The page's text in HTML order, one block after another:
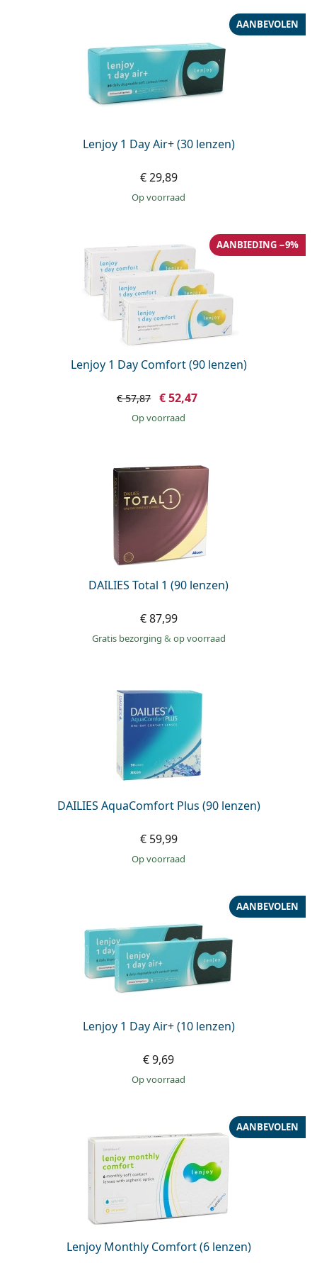
Lenjoy 1 Day Air+ (30 lenzen)
AANBEVOLEN
€ 29,89
op voorraad
Lenjoy 1 Day Comfort (90 lenzen)
AANBIEDING −9%
€ 57,87 € 52,47
op voorraad
DAILIES Total 1 (90 lenzen)
€ 87,99
Gratis bezorging & op voorraad
DAILIES AquaComfort Plus (90 lenzen)
€ 59,99
op voorraad
Lenjoy 1 Day Air+ (10 lenzen)
AANBEVOLEN
€ 9,69
op voorraad
Lenjoy Monthly Comfort (6 lenzen)
AANBEVOLEN